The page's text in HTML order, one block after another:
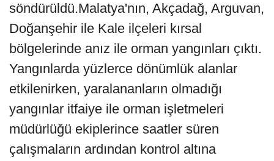
söndürüldü.Malatya'nın, Akçadağ, Arguvan,
Doğanşehir ile Kale ilçeleri kırsal
bölgelerinde anız ile orman yangınları çıktı.
Yangınlarda yüzlerce dönümlük alanlar
etkilenirken, yaralananların olmadığı
yangınlar itfaiye ile orman işletmeleri
müdürlüğü ekiplerince saatler süren
çalışmaların ardından kontrol altına